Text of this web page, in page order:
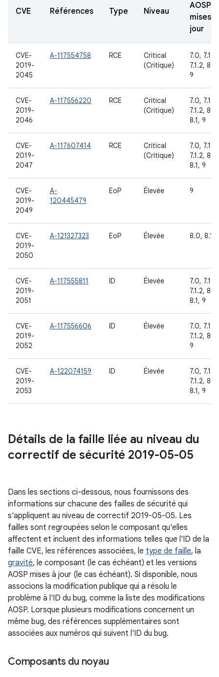
CVE Références Type Niveau
AOSP
mises à
jour
CVE-
2019-
2045
A-117554758 RCE
Critical
(Critique)
7.0, 7.1.1,
7.1.2, 8.1,
9
CVE-
2019-
2046
A-117556220 RCE
Critical
(Critique)
7.0, 7.1.1,
7.1.2, 8.0,
8.1, 9
CVE-
2019-
2047
A-117607414 RCE
Critical
(Critique)
7.0, 7.1.1,
7.1.2, 8.0,
8.1, 9
CVE-
2019-
2049
A-
120445479
EoP Élevée 9
CVE-
2019-
2050
A-121327323 EoP Élevée 8.0, 8.1,
CVE-
2019-
2051
A-117555811 ID Élevée
7.0, 7.1.1,
7.1.2, 8.0,
8.1, 9
CVE-
2019-
2052
A-117556606 ID Élevée
7.0, 7.1.1,
7.1.2, 8.1,
9
CVE-
2019-
2053
A-122074159 ID Élevée
7.0, 7.1.1,
7.1.2, 8.0,
8.1, 9
Détails de la faille liée au niveau du
correctif de sécurité 2019-05-05
Dans les sections ci-dessous, nous fournissons des
informations sur chacune des failles de sécurité qui
s'appliquent au niveau de correctif 2019-05-05. Les
failles sont regroupées selon le composant qu'elles
affectent et incluent des informations telles que l'ID de la
faille CVE, les références associées, le type de faille, la
gravité, le composant (le cas échéant) et les versions
AOSP mises à jour (le cas échéant). Si disponible, nous
associons la modification publique qui a résolu le
problème à l'ID du bug, comme la liste des modifications
AOSP. Lorsque plusieurs modifications concernent un
même bug, des références supplémentaires sont
associées aux numéros qui suivent l'ID du bug.
Composants du noyau